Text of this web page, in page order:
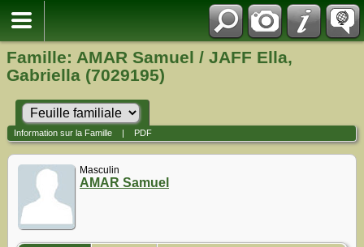
Famille: AMAR Samuel / JAFF Ella,
Gabriella (7029195)
Information sur la Famille| PDF
Masculin
AMAR Samuel